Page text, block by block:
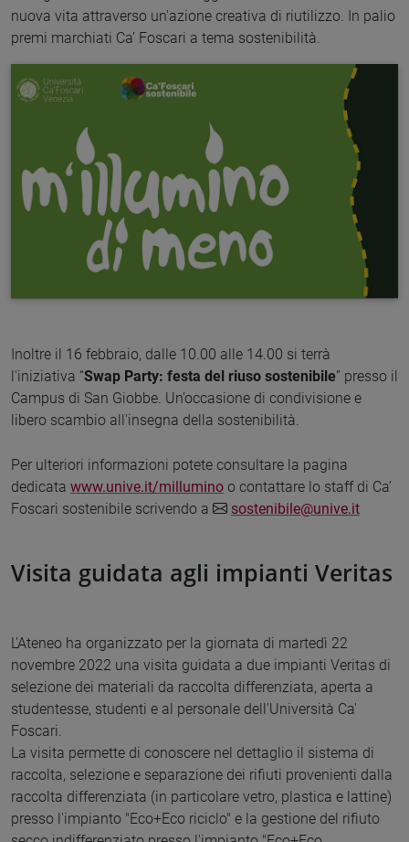
nuova vita attraverso un'azione creativa di riutilizzo. In palio
premi marchiati Ca’ Foscari a tema sostenibilità.
Inoltre il 16 febbraio, dalle 10.00 alle 14.00 si terrà
l'iniziativa “Swap Party: festa del riuso sostenibile” presso il
Campus di San Giobbe. Un’occasione di condivisione e
libero scambio all'insegna della sostenibilità.
Per ulteriori informazioni potete consultare la pagina
dedicata www.unive.it/millumino o contattare lo staff di Ca’
Foscari sostenibile scrivendo a
sostenibile@unive.it
Visita guidata agli impianti Veritas
L'Ateneo ha organizzato per la giornata di martedì 22
novembre 2022 una visita guidata a due impianti Veritas di
selezione dei materiali da raccolta differenziata, aperta a
studentesse, studenti e al personale dell'Università Ca'
Foscari.
La visita permette di conoscere nel dettaglio il sistema di
raccolta, selezione e separazione dei rifiuti provenienti dalla
raccolta differenziata (in particolare vetro, plastica e lattine)
presso l'impianto "Eco+Eco riciclo" e la gestione del rifiuto